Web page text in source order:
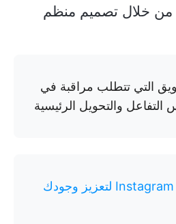
من خلال تصميم منظم
التي تتطلب مراقبة في
التفاعل والتحويل الرئيسية
أدوات Instagram لتعزيز وجودك